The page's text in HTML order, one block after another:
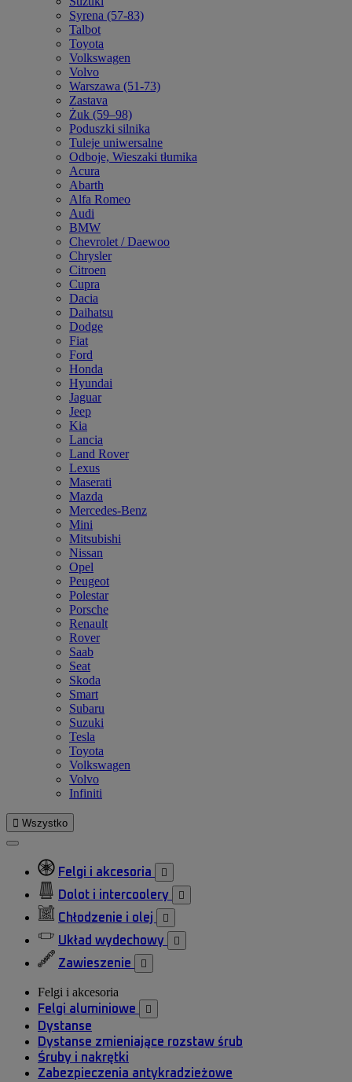
Syrena (57-83)
Talbot
Toyota
Volkswagen
Volvo
Warszawa (51-73)
Zastava
Żuk (59–98)
Poduszki silnika
Tuleje uniwersalne
Odboje, Wieszaki tłumika
Acura
Abarth
Alfa Romeo
Audi
BMW
Chevrolet / Daewoo
Chrysler
Citroen
Cupra
Dacia
Daihatsu
Dodge
Fiat
Ford
Honda
Hyundai
Jaguar
Jeep
Kia
Lancia
Land Rover
Lexus
Maserati
Mazda
Mercedes-Benz
Mini
Mitsubishi
Nissan
Opel
Peugeot
Polestar
Porsche
Renault
Rover
Saab
Seat
Skoda
Smart
Subaru
Suzuki
Tesla
Toyota
Volkswagen
Volvo
Infiniti
 Wszystko
Felgi i akcesoria 
Dolot i intercoolery 
Chłodzenie i olej 
Układ wydechowy 
Zawieszenie 
Felgi i akcesoria
Felgi aluminiowe 
Dystanse
Dystanse zmieniające rozstaw śrub
Śruby i nakrętki
Zabezpieczenia antykradzieżowe